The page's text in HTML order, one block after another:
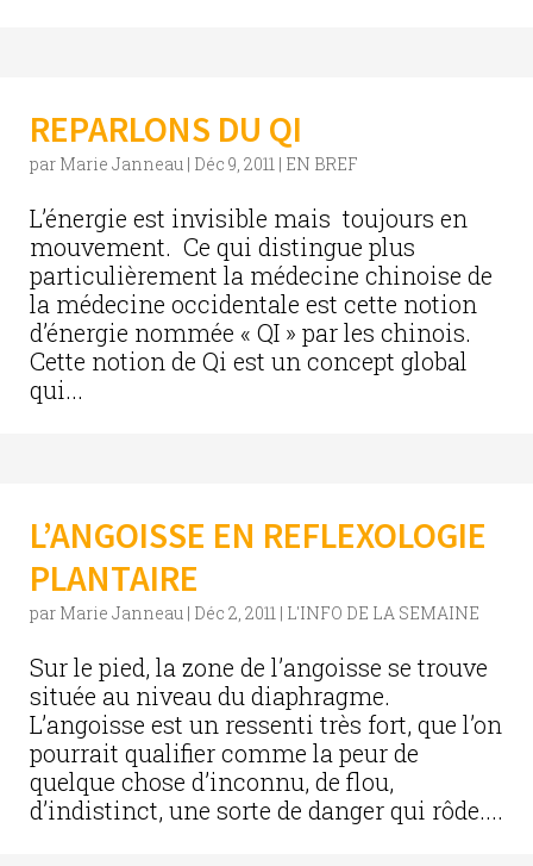
REPARLONS DU QI
par Marie Janneau | Déc 9, 2011 | EN BREF
L’énergie est invisible mais toujours en
mouvement. Ce qui distingue plus
particulièrement la médecine chinoise de
la médecine occidentale est cette notion
d’énergie nommée « QI » par les chinois.
Cette notion de Qi est un concept global
qui...
L’ANGOISSE EN REFLEXOLOGIE
PLANTAIRE
par Marie Janneau | Déc 2, 2011 | L'INFO DE LA SEMAINE
Sur le pied, la zone de l’angoisse se trouve
située au niveau du diaphragme.
L’angoisse est un ressenti très fort, que l’on
pourrait qualifier comme la peur de
quelque chose d’inconnu, de flou,
d’indistinct, une sorte de danger qui rôde....